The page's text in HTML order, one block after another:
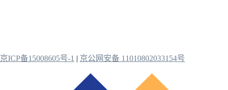
京ICP备15008605号-1 | 京公网安备 11010802033154号